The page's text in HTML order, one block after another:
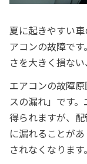
夏に起きやすい
アコンの故障で
さを大きく損な
エアコンの故障
スの漏れ」です
得られますが、
に漏れることが
されなくなります。